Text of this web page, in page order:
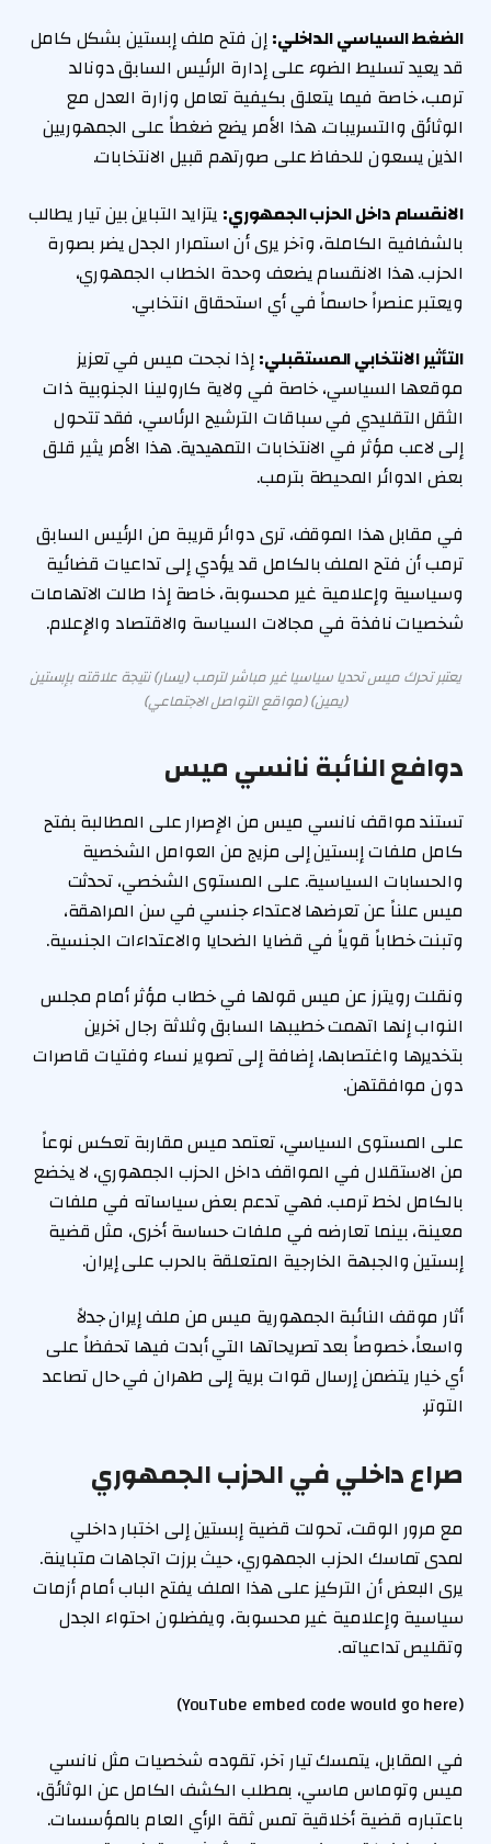
الضغط السياسي الداخلي:إن فتح ملف إبستين بشكل كامل
قد يعيد تسليط الضوء على إدارة الرئيس السابق دونالد
ترمب، خاصة فيما يتعلق بكيفية تعامل وزارة العدل مع
الوثائق والتسريبات. هذا الأمر يضع ضغطاً على الجمهوريين
الذين يسعون للحفاظ على صورتهم قبيل الانتخابات.
الانقسام داخل الحزب الجمهوري: يتزايد التباين بين تيار يطالب
بالشفافية الكاملة، وآخر يرى أن استمرار الجدل يضر بصورة
الحزب. هذا الانقسام يضعف وحدة الخطاب الجمهوري،
ويعتبر عنصراً حاسماً في أي استحقاق انتخابي.
التأثير الانتخابي المستقبلي:إذا نجحت ميس في تعزيز
موقعها السياسي، خاصة في ولاية كارولينا الجنوبية ذات
الثقل التقليدي في سباقات الترشيح الرئاسي، فقد تتحول
إلى لاعب مؤثر في الانتخابات التمهيدية. هذا الأمر يثير قلق
بعض الدوائر المحيطة بترمب.
في مقابل هذا الموقف، ترى دوائر قريبة من الرئيس السابق
ترمب أن فتح الملف بالكامل قد يؤدي إلى تداعيات قضائية
وسياسية وإعلامية غير محسوبة، خاصة إذا طالت الاتهامات
شخصيات نافذة في مجالات السياسة والاقتصاد والإعلام.
يعتبر تحرك ميس تحديا سياسيا غير مباشر لترمب (يسار) نتيجة علاقته بإبستين
(يمين) (مواقع التواصل الاجتماعي)
دوافع النائبة نانسي ميس
تستند مواقف نانسي ميس من الإصرار على المطالبة بفتح
كامل ملفات إبستين إلى مزيج من العوامل الشخصية
والحسابات السياسية. على المستوى الشخصي، تحدثت
ميس علناً عن تعرضها لاعتداء جنسي في سن المراهقة،
وتبنت خطاباً قوياً في قضايا الضحايا والاعتداءات الجنسية.
ونقلت رويترز عن ميس قولها في خطاب مؤثر أمام مجلس
النواب إنها اتهمت خطيبها السابق وثلاثة رجال آخرين
بتخديرها واغتصابها، إضافة إلى تصوير نساء وفتيات قاصرات
دون موافقتهن.
على المستوى السياسي، تعتمد ميس مقاربة تعكس نوعاً
من الاستقلال في المواقف داخل الحزب الجمهوري، لا يخضع
بالكامل لخط ترمب. فهي تدعم بعض سياساته في ملفات
معينة، بينما تعارضه في ملفات حساسة أخرى، مثل قضية
إبستين والجبهة الخارجية المتعلقة بالحرب على إيران.
أثار موقف النائبة الجمهورية ميس من ملف إيران جدلاً
واسعاً، خصوصاً بعد تصريحاتها التي أبدت فيها تحفظاً على
أي خيار يتضمن إرسال قوات برية إلى طهران في حال تصاعد
التوتر.
صراع داخلي في الحزب الجمهوري
مع مرور الوقت، تحولت قضية إبستين إلى اختبار داخلي
لمدى تماسك الحزب الجمهوري، حيث برزت اتجاهات متباينة.
يرى البعض أن التركيز على هذا الملف يفتح الباب أمام أزمات
سياسية وإعلامية غير محسوبة، ويفضلون احتواء الجدل
وتقليص تداعياته.
(YouTube embed code would go here)
في المقابل، يتمسك تيار آخر، تقوده شخصيات مثل نانسي
ميس وتوماس ماسي، بمطلب الكشف الكامل عن الوثائق،
باعتباره قضية أخلاقية تمس ثقة الرأي العام بالمؤسسات.